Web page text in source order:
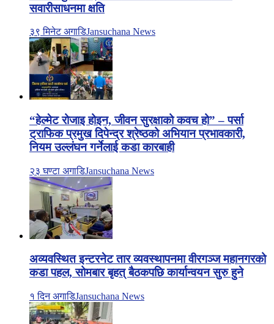
सवारीसाधनमा क्षति
३९ मिनेट अगाडिJansuchana News
“हेल्मेट रोजाइ होइन, जीवन सुरक्षाको कवच हो” – पर्सा
ट्राफिक प्रमुख दिपेन्द्र श्रेष्ठको अभियान प्रभावकारी,
नियम उल्लंघन गर्नेलाई कडा कारबाही
२३ घण्टा अगाडिJansuchana News
अव्यवस्थित इन्टरनेट तार व्यवस्थापनमा वीरगञ्ज महानगरको
कडा पहल, सोमबार बृहत् बैठकपछि कार्यान्वयन सुरु हुने
१ दिन अगाडिJansuchana News